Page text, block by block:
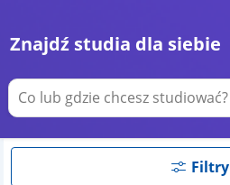
Znajdź studia dla siebie
Filtry